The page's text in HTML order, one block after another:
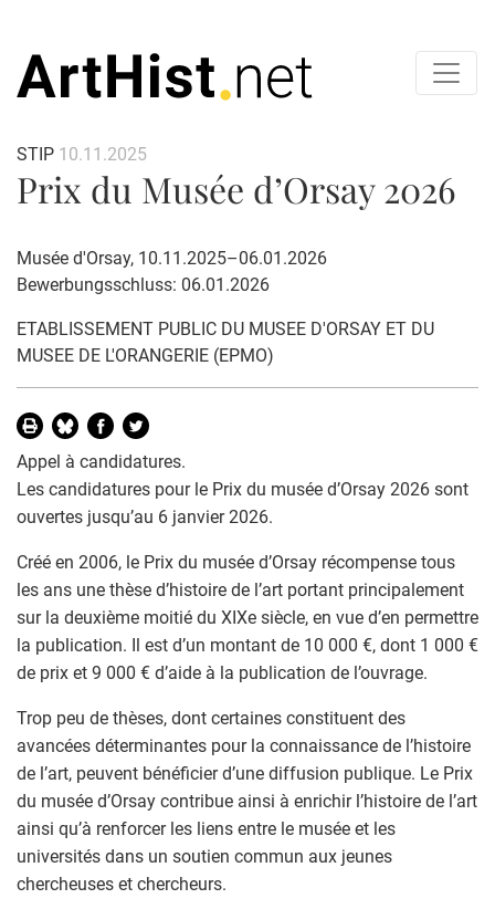
STIP 10.11.2025
Prix du Musée d’Orsay 2026
Musée d'Orsay, 10.11.2025–06.01.2026
Bewerbungsschluss: 06.01.2026
ETABLISSEMENT PUBLIC DU MUSEE D'ORSAY ET DU
MUSEE DE L'ORANGERIE (EPMO)
Appel à candidatures.
Les candidatures pour le Prix du musée d’Orsay 2026 sont
ouvertes jusqu’au 6 janvier 2026.
Créé en 2006, le Prix du musée d’Orsay récompense tous
les ans une thèse d’histoire de l’art portant principalement
sur la deuxième moitié du XIXe siècle, en vue d’en permettre
la publication. Il est d’un montant de 10 000 €, dont 1 000 €
de prix et 9 000 € d’aide à la publication de l’ouvrage.
Trop peu de thèses, dont certaines constituent des
avancées déterminantes pour la connaissance de l’histoire
de l’art, peuvent bénéficier d’une diffusion publique. Le Prix
du musée d’Orsay contribue ainsi à enrichir l’histoire de l’art
ainsi qu’à renforcer les liens entre le musée et les
universités dans un soutien commun aux jeunes
chercheuses et chercheurs.